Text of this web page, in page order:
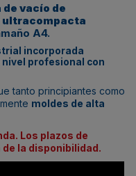
vacío de
A4.
incorporada
profesional con
tanto principiantes como
moldes de alta
Los plazos de
la disponibilidad.